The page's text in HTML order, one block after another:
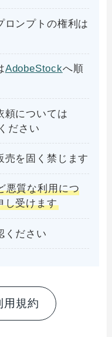
ロンプトの権利は
AdobeStockへ順
頼については
ださい
売を固く禁じます
悪質な利用につ
し受けます
ください
用規約